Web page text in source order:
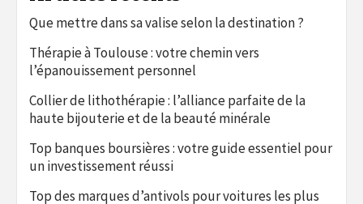
Que mettre dans sa valise selon la destination ?
Thérapie à Toulouse : votre chemin vers
l’épanouissement personnel
Collier de lithothérapie : l’alliance parfaite de la
haute bijouterie et de la beauté minérale
Top banques boursières : votre guide essentiel pour
un investissement réussi
Top des marques d’antivols pour voitures les plus